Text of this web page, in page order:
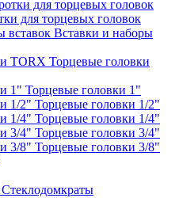
для торцевых головок
Вставки и наборы
Торцевые головки
Торцевые головки 1"
Торцевые головки 1/2"
Торцевые головки 1/4"
Торцевые головки 3/4"
Торцевые головки 3/8"
Стеклодомкраты